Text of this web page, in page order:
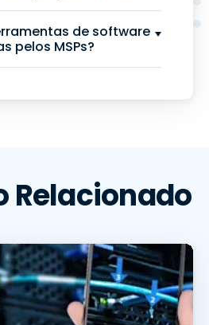
de software
pelos MSPs?
Relacionado